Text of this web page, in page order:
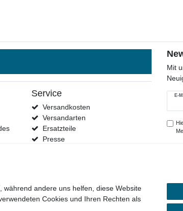
Service
Versandkosten
Versandarten
Ersatzteile
Presse
Mit
E-
andere uns helfen, diese Website
Cookies und Ihren Rechten als